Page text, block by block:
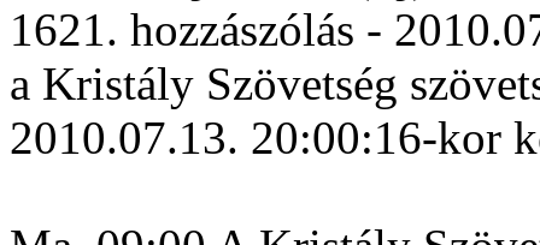
1621. hozzászólás -
a Kristály Szövetség
2010.07.13. 20:00:16-kor